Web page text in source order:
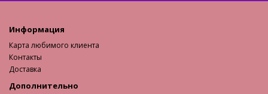
Информация
Карта любимого клиента
Контакты
Доставка
Дополнительно